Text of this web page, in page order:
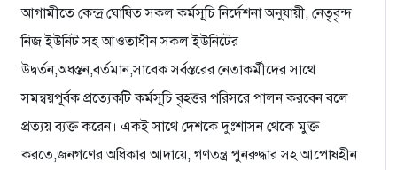
আগামীতে কেন্দ্র ঘোষিত সকল কর্মসূচি নির্দেশনা অনুযায়ী, নেতৃবৃন্দ
নিজ ইউনিট সহ আওতাধীন সকল ইউনিটের
উদ্বর্তন,অধস্তন,বর্তমান,সাবেক সর্বস্তরের নেতাকর্মীদের সাথে
সমন্বয়পূর্বক প্রত্যেকটি কর্মসূচি বৃহত্তর পরিসরে পালন করবেন বলে
প্রত্যয় ব্যক্ত করেন। একই সাথে দেশকে দুঃশাসন থেকে মুক্ত
করতে,জনগণের অধিকার আদায়ে, গণতন্ত্র পুনরুদ্ধার সহ আপোষহীন